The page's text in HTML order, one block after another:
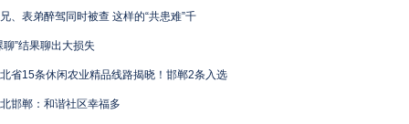
、表弟醉驾同时被查 这样的“共患难”千
聊”结果聊出大损失
省15条休闲农业精品线路揭晓！邯郸2条入选
邯郸：和谐社区幸福多